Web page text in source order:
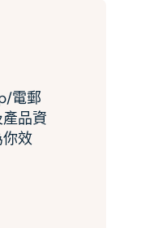
電郵
品資
效